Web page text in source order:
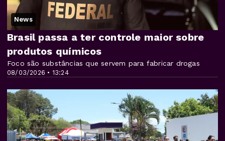
News
08/03/2026 • 13:24
Brasil passa a ter controle maior sobre
produtos químicos
Foco são substâncias que servem para fabricar drogas